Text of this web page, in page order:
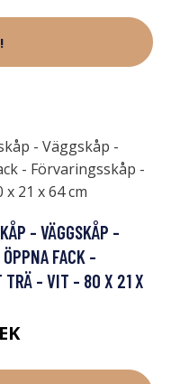
- VÄGGSKÅP -
FACK -
TRÄ - VIT - 80 X 21 X